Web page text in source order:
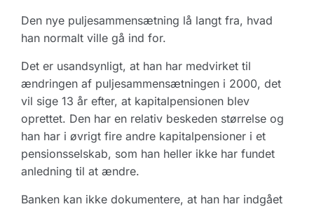
Den nye puljesammensætning lå langt fra, hvad
han normalt ville gå ind for.
Det er usandsynligt, at han har medvirket til
ændringen af puljesammensætningen i 2000, det
vil sige 13 år efter, at kapitalpensionen blev
oprettet. Den har en relativ beskeden størrelse og
han har i øvrigt fire andre kapitalpensioner i et
pensionsselskab, som han heller ikke har fundet
anledning til at ændre.
Banken kan ikke dokumentere, at han har indgået